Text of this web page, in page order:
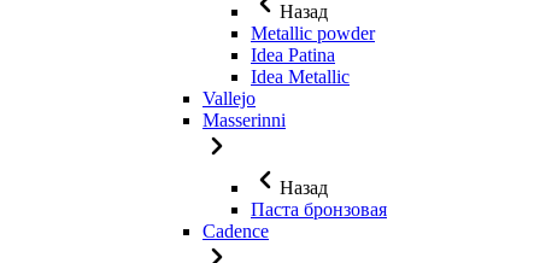
Назад
Metallic powder
Idea Patina
Idea Metallic
Vallejo
Masserinni
Назад
Паста бронзовая
Cadence